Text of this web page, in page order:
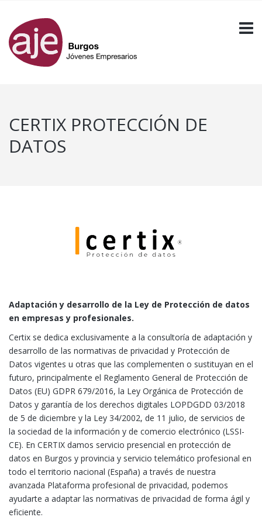
CERTIX PROTECCIÓN DE
DATOS
Adaptación y desarrollo de la Ley de Protección de datos
en empresas y profesionales.
Certix se dedica exclusivamente a la consultoría de adaptación y
desarrollo de las normativas de privacidad y Protección de
Datos vigentes u otras que las complementen o sustituyan en el
futuro, principalmente el Reglamento General de Protección de
Datos (EU) GDPR 679/2016, la Ley Orgánica de Protección de
Datos y garantía de los derechos digitales LOPDGDD 03/2018
de 5 de diciembre y la Ley 34/2002, de 11 julio, de servicios de
la sociedad de la información y de comercio electrónico (LSSI-
CE). En CERTIX damos servicio presencial en protección de
datos en Burgos y provincia y servicio telemático profesional en
todo el territorio nacional (España) a través de nuestra
avanzada Plataforma profesional de privacidad, podemos
ayudarte a adaptar las normativas de privacidad de forma ágil y
eficiente.